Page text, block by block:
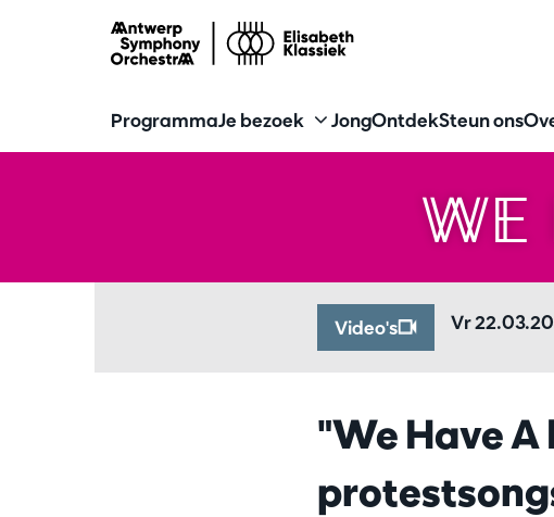
ProgrammaJe bezoek JongOntdekSteun ons
WE
Video's Vr
"We Have